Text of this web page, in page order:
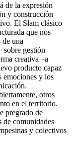
de la expresión
y construcción
El Slam clásico
que nos
una
sobre gestión
creativa –a
producto capaz
emociones y los
otros
en el territorio.
pregrado de
de comunidades
y colectivos